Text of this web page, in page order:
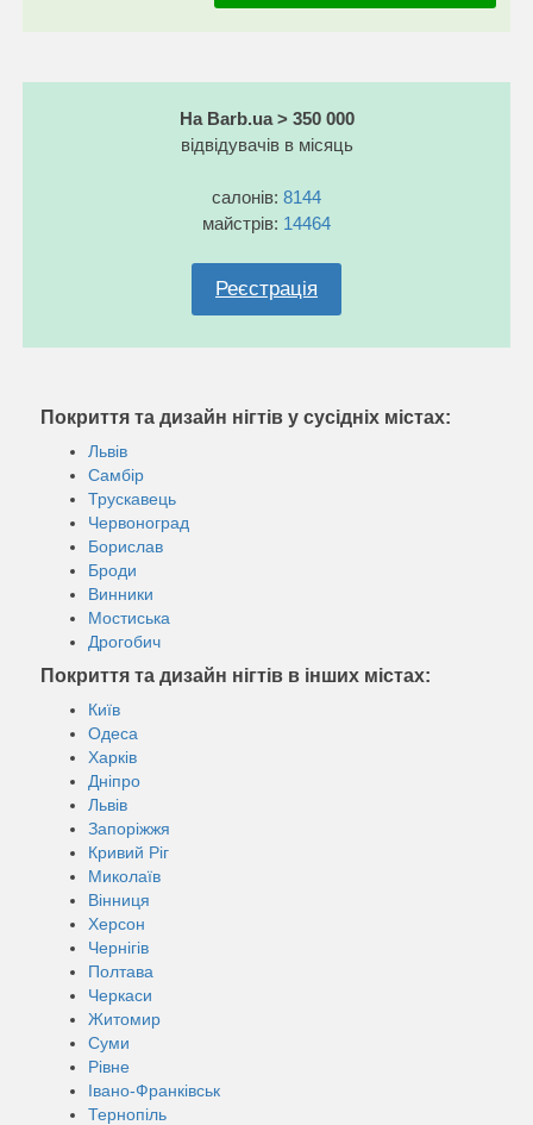
На Barb.ua > 350 000
відвідувачів в місяць
салонів: 8144
майстрів: 14464
Реєстрація
Покриття та дизайн нігтів у сусідніх містах:
Львів
Самбір
Трускавець
Червоноград
Борислав
Броди
Винники
Мостиська
Дрогобич
Покриття та дизайн нігтів в інших містах:
Київ
Одеса
Харків
Дніпро
Львів
Запоріжжя
Кривий Ріг
Миколаїв
Вінниця
Херсон
Чернігів
Полтава
Черкаси
Житомир
Суми
Рівне
Івано-Франківськ
Тернопіль